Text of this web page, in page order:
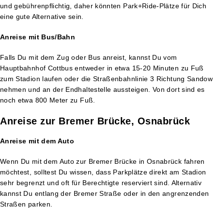
und gebührenpflichtig, daher könnten Park+Ride-Plätze für Dich
eine gute Alternative sein.
Anreise mit Bus/Bahn
Falls Du mit dem Zug oder Bus anreist, kannst Du vom
Hauptbahnhof Cottbus entweder in etwa 15-20 Minuten zu Fuß
zum Stadion laufen oder die Straßenbahnlinie 3 Richtung Sandow
nehmen und an der Endhaltestelle aussteigen. Von dort sind es
noch etwa 800 Meter zu Fuß.
Anreise zur Bremer Brücke, Osnabrück
Anreise mit dem Auto
Wenn Du mit dem Auto zur Bremer Brücke in Osnabrück fahren
möchtest, solltest Du wissen, dass Parkplätze direkt am Stadion
sehr begrenzt und oft für Berechtigte reserviert sind. Alternativ
kannst Du entlang der Bremer Straße oder in den angrenzenden
Straßen parken.